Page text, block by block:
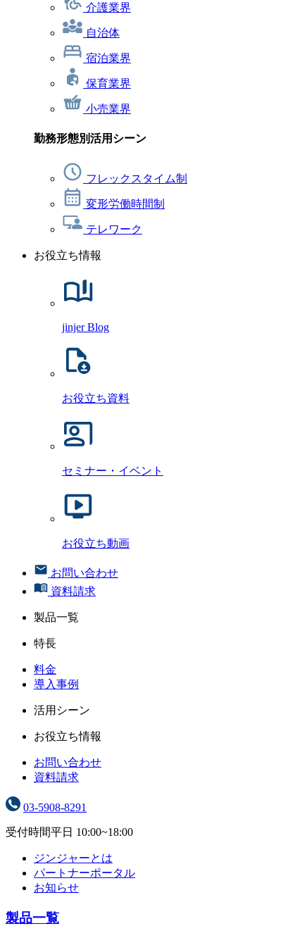
介護業界
自治体
宿泊業界
保育業界
小売業界
勤務形態別活用シーン
フレックスタイム制
変形労働時間制
テレワーク
お役立ち情報
jinjer Blog
お役立ち資料
セミナー・イベント
お役立ち動画
お問い合わせ
資料請求
製品一覧
特長
料金
導入事例
活用シーン
お役立ち情報
お問い合わせ
資料請求
03-5908-8291
受付時間平日 10:00~18:00
ジンジャーとは
パートナーポータル
お知らせ
製品一覧